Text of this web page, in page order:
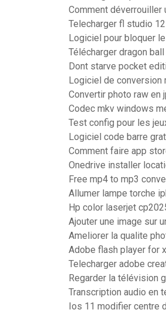
Comment déverrouiller
Telecharger fl studio
Logiciel pour bloquer
Télécharger dragon
Dont starve pocket
Logiciel de conversion
Convertir photo raw en
Codec mkv windows
Test config pour les
Logiciel code barre
Comment faire app
Onedrive installer
Free mp4 to mp3
Allumer lampe torche
Hp color laserjet
Ajouter une image sur
Ameliorer la qualite
Adobe flash player for
Telecharger adobe
Regarder la télévision
Transcription audio en
Ios 11 modifier centre